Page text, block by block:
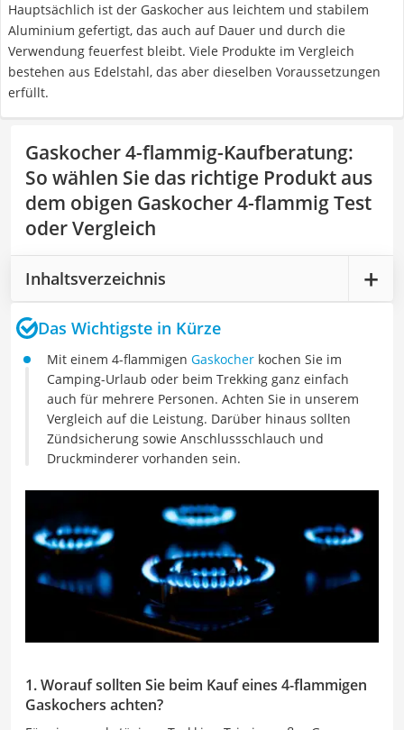
Hauptsächlich ist der Gaskocher aus leichtem und stabilem
Aluminium gefertigt, das auch auf Dauer und durch die
Verwendung feuerfest bleibt. Viele Produkte im Vergleich
bestehen aus Edelstahl, das aber dieselben Voraussetzungen
erfüllt.
Gaskocher 4-flammig-Kaufberatung:
So wählen Sie das richtige Produkt aus
dem obigen Gaskocher 4-flammig Test
oder Vergleich
Inhaltsverzeichnis
Das Wichtigste in Kürze
Mit einem 4-flammigen Gaskocher kochen Sie im
Camping-Urlaub oder beim Trekking ganz einfach
auch für mehrere Personen. Achten Sie in unserem
Vergleich auf die Leistung. Darüber hinaus sollten
Zündsicherung sowie Anschlussschlauch und
Druckminderer vorhanden sein.
1. Worauf sollten Sie beim Kauf eines 4-flammigen
Gaskochers achten?